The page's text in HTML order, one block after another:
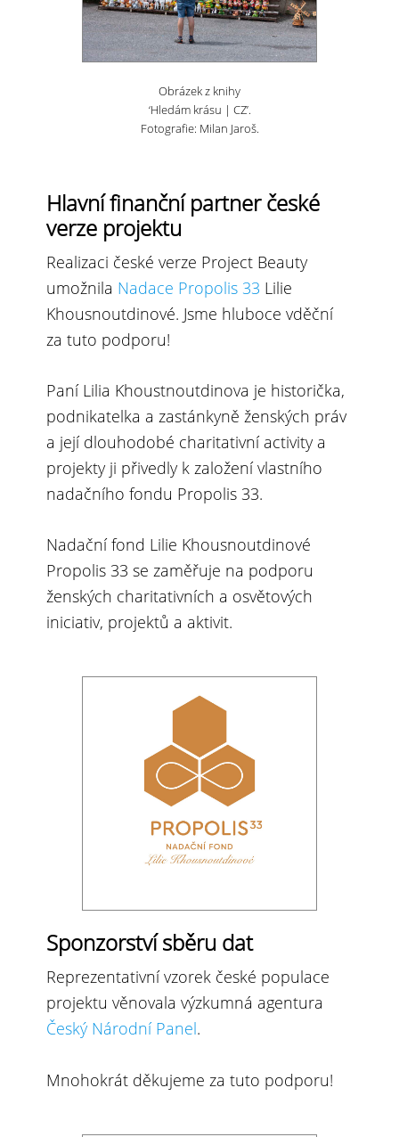
Obrázek z knihy
‘Hledám krásu | CZ’.
Fotografie: Milan Jaroš.
Hlavní finanční partner české
verze projektu
Realizaci české verze Project Beauty
umožnila Nadace Propolis 33 Lilie
Khousnoutdinové. Jsme hluboce vděční
za tuto podporu!
Paní Lilia Khoustnoutdinova je historička,
podnikatelka a zastánkyně ženských práv
a její dlouhodobé charitativní activity a
projekty ji přivedly k založení vlastního
nadačního fondu Propolis 33.
Nadační fond Lilie Khousnoutdinové
Propolis 33 se zaměřuje na podporu
ženských charitativních a osvětových
iniciativ, projektů a aktivit.
Sponzorství sběru dat
Reprezentativní vzorek české populace
projektu věnovala výzkumná agentura
Český Národní Panel.
Mnohokrát děkujeme za tuto podporu!